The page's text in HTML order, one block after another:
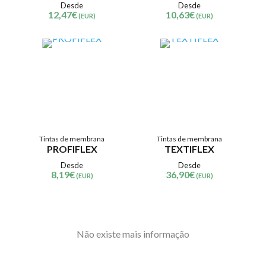
Desde
12,47€(EUR)
Desde
10,63€(EUR)
Tintas de membrana
PROFIFLEX
Desde
8,19€(EUR)
Tintas de membrana
TEXTIFLEX
Desde
36,90€(EUR)
Não existe mais informação